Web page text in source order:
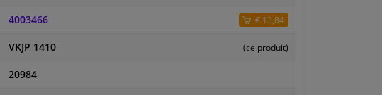
4003466 € 13,84
VKJP 1410 (ce produit)
20984